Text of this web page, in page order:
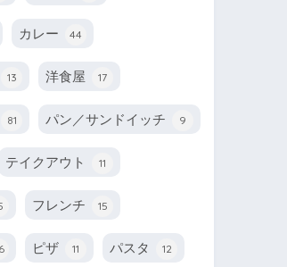
カレー 44
13 洋食屋 17
81 パン／サンドイッチ 9
テイクアウト 11
フレンチ 15
ピザ 11 パスタ 12